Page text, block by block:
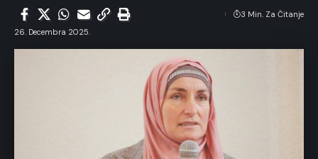
26. Decembra 2025.
3 Min. Za Čitanje